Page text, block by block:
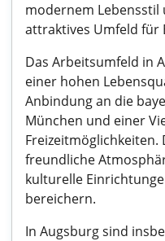
modernem
attraktives Umfeld für
Das Arbeitsumfeld in
einer hohen
Anbindung an die
München und einer
Freizeitmöglichkeiten.
freundliche
kulturelle
bereichern.
In Augsburg sind